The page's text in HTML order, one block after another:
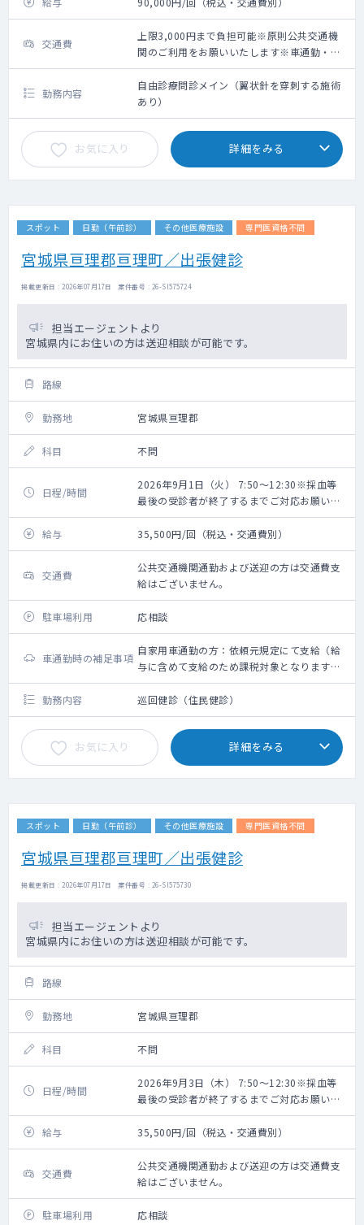
交通費
上限3,000円まで負担可能※原則公共交通機
関のご利用をお願いいたします※車通勤・タ
クシー利用要相談
勤務内容
自由診療問診メイン（翼状針を穿刺する施術
あり）
お気に入り 詳細をみる
スポット 日勤（午前診） その他医療施設 専門医資格不問
宮城県亘理郡亘理町／出張健診
掲載更新日 : 2026年07月17日 案件番号 : 26-SI575724
担当エージェントより
宮城県内にお住いの方は送迎相談が可能です。
路線
勤務地 宮城県亘理郡
科目 不問
日程/時間
2026年9月1日（火） 7:50～12:30※採血等
最後の受診者が終了するまでご対応お願いい
たします。
給与
35,500円/回（税込・交通費別）
交通費
公共交通機関通勤および送迎の方は交通費支
給はございません。
駐車場利用 応相談
車通勤時の補足事項
自家用車通勤の方：依頼元規定にて支給（給
与に含めて支給のため課税対象となります。
備考欄参照ください）
勤務内容
巡回健診（住民健診）
お気に入り 詳細をみる
スポット 日勤（午前診） その他医療施設 専門医資格不問
宮城県亘理郡亘理町／出張健診
掲載更新日 : 2026年07月17日 案件番号 : 26-SI575730
担当エージェントより
宮城県内にお住いの方は送迎相談が可能です。
路線
勤務地 宮城県亘理郡
科目 不問
日程/時間
2026年9月3日（木） 7:50～12:30※採血等
最後の受診者が終了するまでご対応お願いい
たします。
給与
35,500円/回（税込・交通費別）
交通費
公共交通機関通勤および送迎の方は交通費支
給はございません。
駐車場利用 応相談